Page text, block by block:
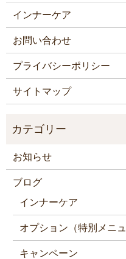
インナーケア
お問い合わせ
プライバシーポリシー
サイトマップ
お知らせ
ブログ
インナーケア
オプション（特別メニュ
キャンペーン